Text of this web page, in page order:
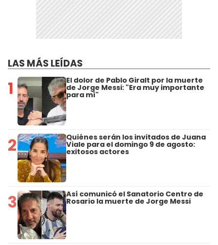
LAS MÁS LEÍDAS
1 El dolor de Pablo Giralt por la muerte
de Jorge Messi: "Era muy importante
para mí"
2 Quiénes serán los invitados de Juana
Viale para el domingo 9 de agosto:
exitosos actores
3 Así comunicó el Sanatorio Centro de
Rosario la muerte de Jorge Messi